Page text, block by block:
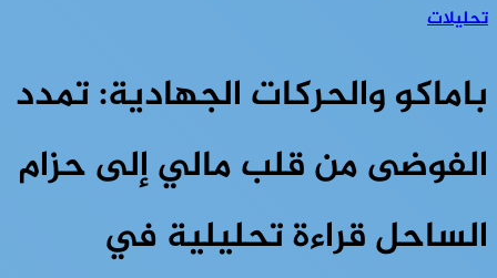
تحليلات
باماكو والحركات الجهادية: تمدد
الفوضى من قلب مالي إلى حزام
الساحل قراءة تحليلية في